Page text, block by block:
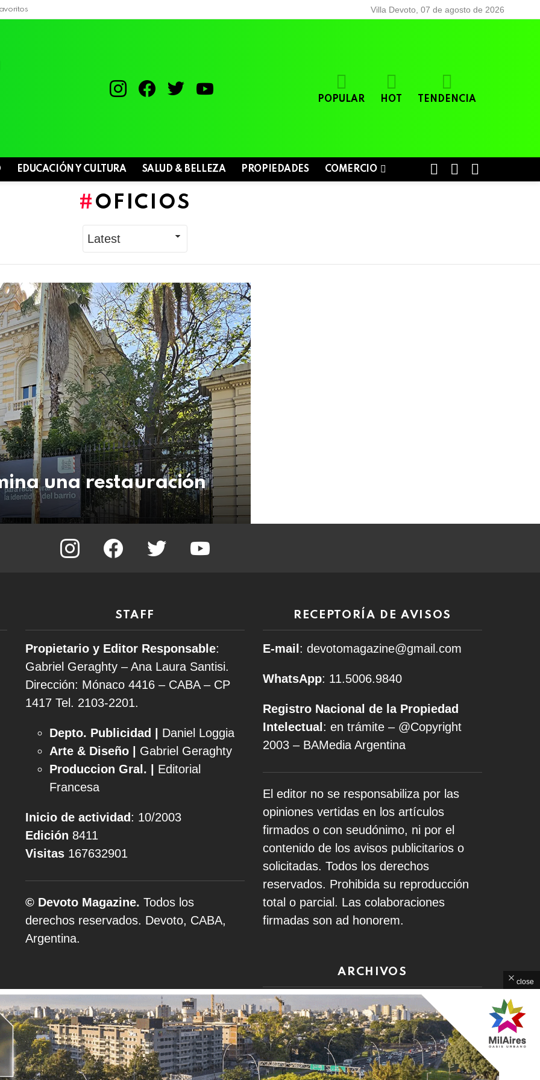
Villa Devoto, 07 de agosto de 2026
POPULAR HOT TENDENCIA
EDUCACIÓN Y CULTURA SALUD & BELLEZA PROPIEDADES COMERCIO
SWITCH
SKIN
OFICIOS
una restauración
instagram facebook twitter
STAFF
Propietario y Editor Responsable:
Gabriel Geraghty – Ana Laura Santisi.
Dirección: Mónaco 4416 – CABA – CP
1417 Tel. 2103-2201.
Depto. Publicidad |
Daniel Loggia
Arte & Diseño | Gabriel Geraghty
Produccion Gral. |
Editorial
Francesa
Inicio de actividad : 10/2003
Edición 8411
Visitas 167632901
© Devoto Magazine. Todos los
derechos reservados. Devoto, CABA,
Argentina.
RECEPTORÍA DE AVISOS
E-mail : devotomagazine@gmail.com
WhatsApp: 11.5006.9840
Registro Nacional de la Propiedad
Intelectual : en trámite – @Copyright
2003 – BAMedia Argentina
El editor no se responsabiliza por las
opiniones vertidas en los artículos
firmados o con seudónimo, ni por el
contenido de los avisos publicitarios o
solicitadas. Todos los derechos
reservados. Prohibida su reproducción
total o parcial. Las colaboraciones
firmadas son ad honorem.
ARCHIVOS
Archivos
Home Contacto Política de Privacidad
close